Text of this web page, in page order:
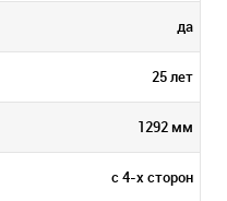
да
25 лет
1292 мм
с 4-х сторон